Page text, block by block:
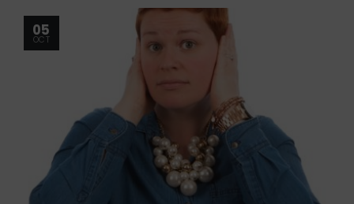
05
OCT